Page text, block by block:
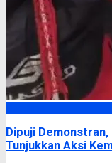
Dipuji Demonstran,
Tunjukkan Aksi